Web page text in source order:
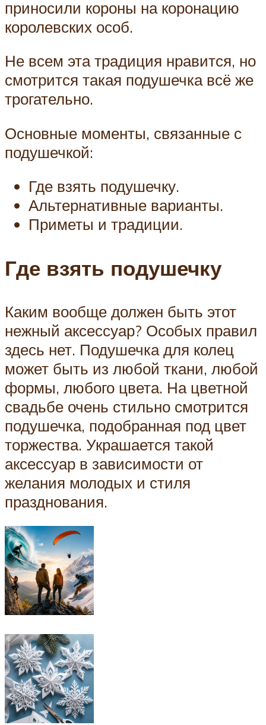
приносили короны на коронацию
королевских особ.
Не всем эта традиция нравится, но
смотрится такая подушечка всё же
трогательно.
Основные моменты, связанные с
подушечкой:
Где взять подушечку.
Альтернативные варианты.
Приметы и традиции.
Где взять подушечку
Каким вообще должен быть этот
нежный аксессуар? Особых правил
здесь нет. Подушечка для колец
может быть из любой ткани, любой
формы, любого цвета. На цветной
свадьбе очень стильно смотрится
подушечка, подобранная под цвет
торжества. Украшается такой
аксессуар в зависимости от
желания молодых и стиля
празднования.